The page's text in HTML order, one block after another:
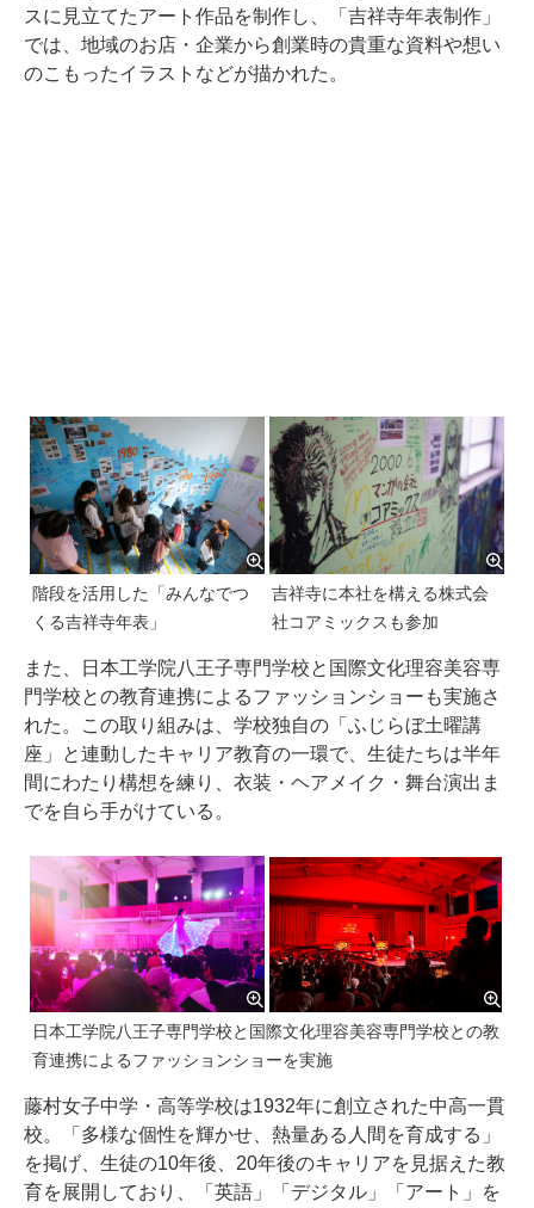
スに見立てたアート作品を制作し、「吉祥寺年表制作」
では、地域のお店・企業から創業時の貴重な資料や想い
のこもったイラストなどが描かれた。
階段を活用した「みんなでつ
くる吉祥寺年表」
吉祥寺に本社を構える株式会
社コアミックスも参加
また、日本工学院八王子専門学校と国際文化理容美容専
門学校との教育連携によるファッションショーも実施さ
れた。この取り組みは、学校独自の「ふじらぼ土曜講
座」と連動したキャリア教育の一環で、生徒たちは半年
間にわたり構想を練り、衣装・ヘアメイク・舞台演出ま
でを自ら手がけている。
日本工学院八王子専門学校と国際文化理容美容専門学校との教
育連携によるファッションショーを実施
藤村女子中学・高等学校は1932年に創立された中高一貫
校。「多様な個性を輝かせ、熱量ある人間を育成する」
を掲げ、生徒の10年後、20年後のキャリアを見据えた教
育を展開しており、「英語」「デジタル」「アート」を